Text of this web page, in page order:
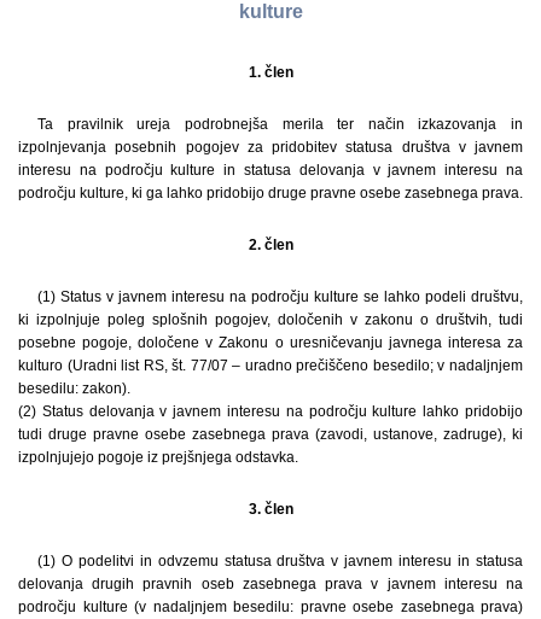
kulture
1. člen
Ta pravilnik ureja podrobnejša merila ter način izkazovanja in
izpolnjevanja posebnih pogojev za pridobitev statusa društva v javnem
interesu na področju kulture in statusa delovanja v javnem interesu na
področju kulture, ki ga lahko pridobijo druge pravne osebe zasebnega prava.
2. člen
(1) Status v javnem interesu na področju kulture se lahko podeli društvu,
ki izpolnjuje poleg splošnih pogojev, določenih v zakonu o društvih, tudi
posebne pogoje, določene v Zakonu o uresničevanju javnega interesa za
kulturo (Uradni list RS, št. 77/07 – uradno prečiščeno besedilo; v nadaljnjem
besedilu: zakon).
(2) Status delovanja v javnem interesu na področju kulture lahko pridobijo
tudi druge pravne osebe zasebnega prava (zavodi, ustanove, zadruge), ki
izpolnjujejo pogoje iz prejšnjega odstavka.
3. člen
(1) O podelitvi in odvzemu statusa društva v javnem interesu in statusa
delovanja drugih pravnih oseb zasebnega prava v javnem interesu na
področju kulture (v nadaljnjem besedilu: pravne osebe zasebnega prava)